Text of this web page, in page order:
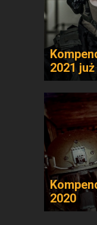
2021
2020